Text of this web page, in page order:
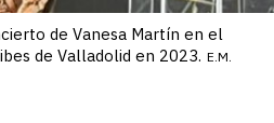
de Vanesa Martín en el
de Valladolid en 2023. E.M.